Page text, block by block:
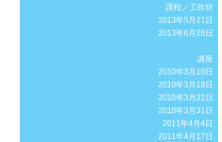
課程／工作坊
2013年5月21日
2013年6月26日
講座
2010年3月10日
2010年3月18日
2010年3月22日
2010年3月31日
2011年4月4日
2011年4月17日